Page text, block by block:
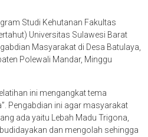
Studi Kehutanan Fakultas
Universitas Sulawesi Barat
Masyarakat di Desa Batulaya,
Polewali Mandar, Minggu
ini mengangkat tema
Pengabdian ini agar masyarakat
ada yaitu Lebah Madu Trigona,
dan mengolah sehingga